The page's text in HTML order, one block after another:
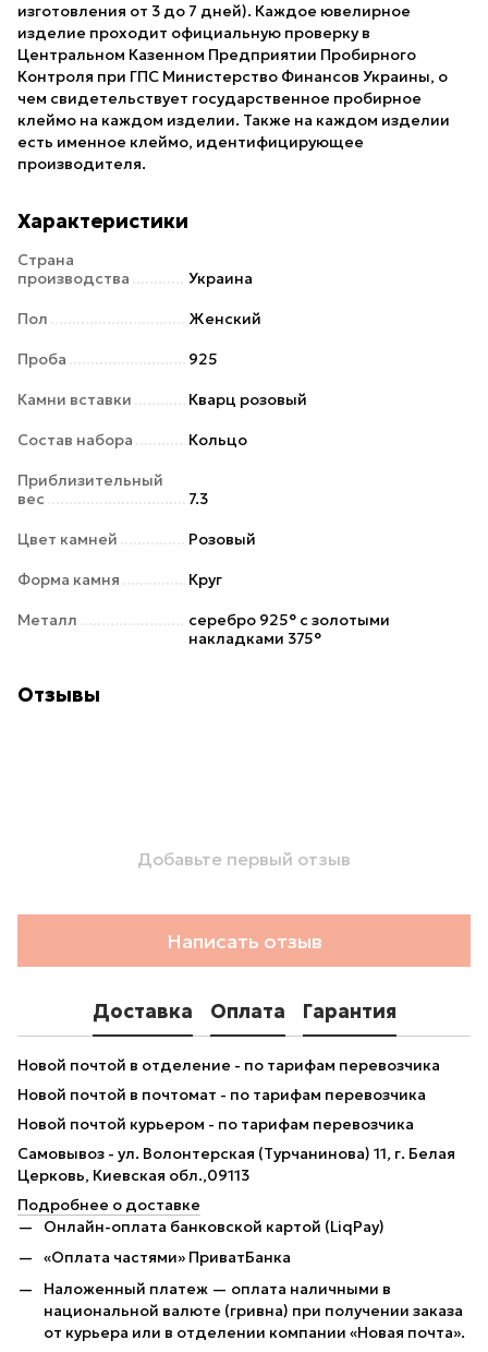
изготовления от 3 до 7 дней). Каждое ювелирное
изделие проходит официальную проверку в
Центральном Казенном Предприятии Пробирного
Контроля при ГПС Министерство Финансов Украины, о
чем свидетельствует государственное пробирное
клеймо на каждом изделии. Также на каждом изделии
есть именное клеймо, идентифицирующее
производителя.
Характеристики
Страна
производства
Украина
Пол Женский
Проба 925
Камни вставки Кварц розовый
Состав набора Кольцо
Приблизительный
вес
7.3
Цвет камней Розовый
Форма камня Круг
Металл
серебро 925° с золотыми
накладками 375°
Отзывы
Добавьте первый отзыв
Написать отзыв
Доставка Оплата Гарантия
Новой почтой в отделение - по тарифам перевозчика
Новой почтой в почтомат - по тарифам перевозчика
Новой почтой курьером - по тарифам перевозчика
Самовывоз - ул. Волонтерская (Турчанинова) 11, г. Белая
Церковь, Киевская обл.,09113
Подробнее о доставке
Онлайн-оплата банковской картой (LiqPay)
«Оплата частями» ПриватБанка
Наложенный платеж — оплата наличными в
национальной валюте (гривна) при получении заказа
от курьера или в отделении компании «Новая почта».